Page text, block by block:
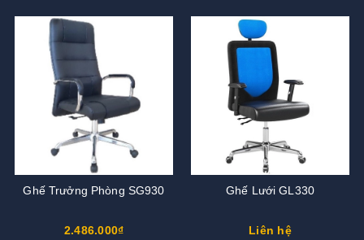
Ghế Trưởng Phòng SG930
2.486.000₫
Ghế Lưới GL330
Liên hệ